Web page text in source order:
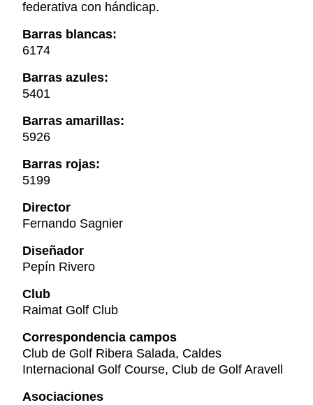
federativa con hándicap.
Barras blancas:
6174
Barras azules:
5401
Barras amarillas:
5926
Barras rojas:
5199
Director
Fernando Sagnier
Diseñador
Pepín Rivero
Club
Raimat Golf Club
Correspondencia campos
Club de Golf Ribera Salada, Caldes
Internacional Golf Course, Club de Golf Aravell
Asociaciones